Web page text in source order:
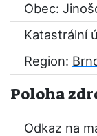
Obec:
Katastrální
Region:
Poloha
Odkaz na